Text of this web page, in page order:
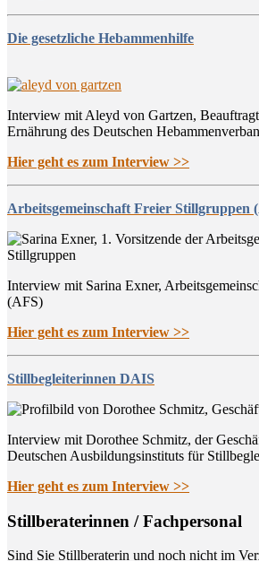
Die gesetzliche Hebammenhilfe
Interview mit Aleyd von Gartzen,
Ernährung des Deutschen
Hier geht es zum Interview >>
Arbeitsgemeinschaft Freier Stillgruppen
Interview mit Sarina Exner,
(AFS)
Hier geht es zum Interview >>
Stillbegleiterinnen DAIS
Interview mit Dorothee Schmitz, der
Deutschen Ausbildungsinstituts für
Hier geht es zum Interview >>
Still­be­ra­te­rin­nen / Fachpersonal
Sind Sie Still­be­ra­te­rin und noch nicht im